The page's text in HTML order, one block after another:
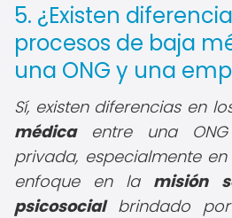
5. ¿Existen
procesos de baja
una ONG y una
Sí, existen diferencias en
médicaentre una
privada, especialmente
enfoque en la misión
psicosocialbrindado